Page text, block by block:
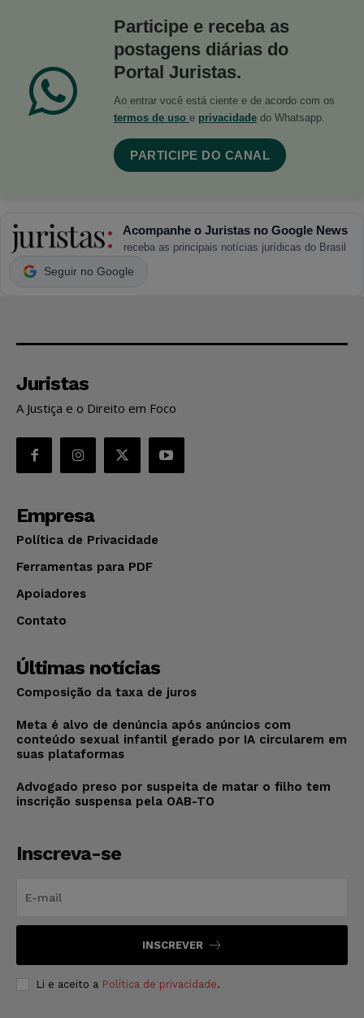
Participe e receba as
postagens diárias do
Portal Juristas.
Ao entrar você está ciente e de acordo com os
termos de uso e privacidade do Whatsapp.
PARTICIPE DO CANAL
Acompanhe o Juristas no Google News
receba as principais notícias jurídicas do Brasil
Seguir no Google
Juristas
A Justiça e o Direito em Foco
Empresa
Política de Privacidade
Ferramentas para PDF
Apoiadores
Contato
Últimas notícias
Composição da taxa de juros
Meta é alvo de denúncia após anúncios com
conteúdo sexual infantil gerado por IA circularem em
suas plataformas
Advogado preso por suspeita de matar o filho tem
inscrição suspensa pela OAB-TO
Inscreva-se
INSCREVER
Li e aceito a Política de privacidade.